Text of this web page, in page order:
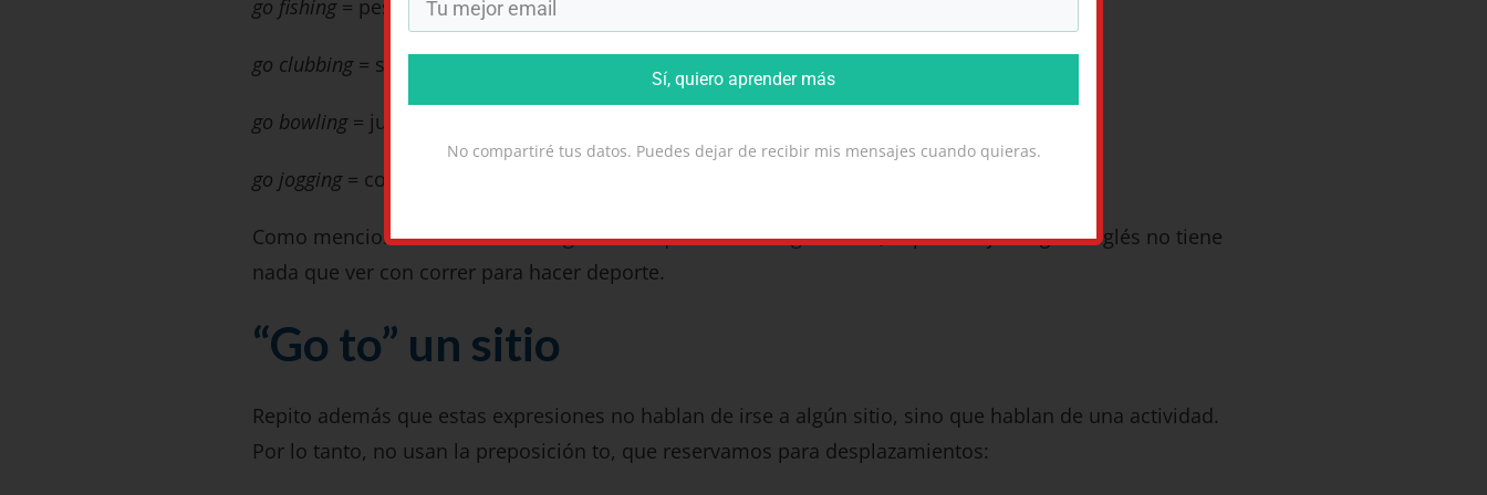
go fishing= pescar
go clubbing = salir a una discoteca
go bowling= jugar a los bolos
go jogging= correr (deportivamente, lo que en España se llama hacer footing.)
Como mencioné en el artículoAnglicismos que no son anglicismos, la palabrafootingen inglés no tiene
nada que ver con correr para hacer deporte.
“Go to” un sitio
Repito además que estas expresiones no hablan de irse a algún sitio, sino que hablan de una actividad.
Por lo tanto, no usan la preposición to, que reservamos para desplazamientos:
Sí, quiero aprender más
No compartiré tus datos. Puedes dejar de recibir mis mensajes cuando quieras.